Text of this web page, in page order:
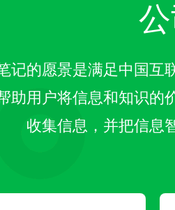
记的愿景是满足中国互
助用户将信息和知识的
收集信息，并把信息